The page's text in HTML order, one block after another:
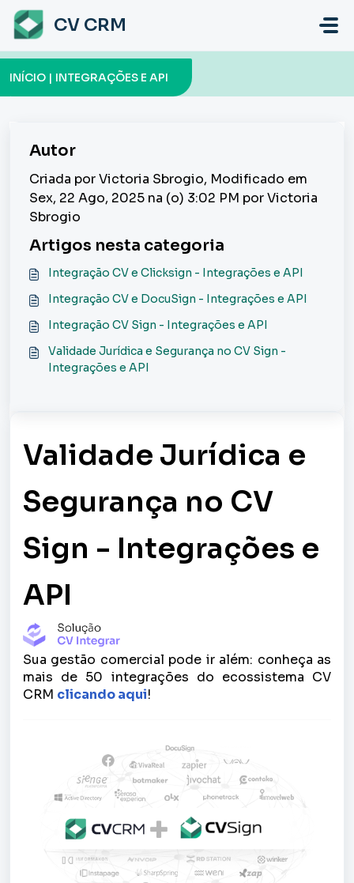
Ir para o conteúdo principal
CV CRM
INÍCIO | INTEGRAÇÕES E API
Autor
Criada por Victoria Sbrogio, Modificado em
Sex, 22 Ago, 2025 na (o) 3:02 PM por Victoria
Sbrogio
Artigos nesta categoria
Integração CV e Clicksign - Integrações e API
Integração CV e DocuSign - Integrações e API
Integração CV Sign - Integrações e API
Validade Jurídica e Segurança no CV Sign -
Integrações e API
Validade Jurídica e
Segurança no CV
Sign - Integrações e
API
Sua gestão comercial pode ir além: conheça as
mais de 50 integrações do ecossistema CV
CRM clicando aqui!